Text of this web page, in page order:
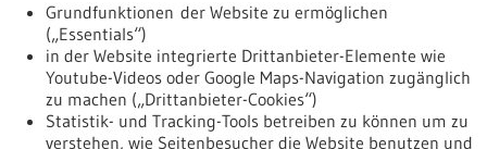
Innovative Produktion als Treiber der
Personalisierten Medizin
Wie können 3D-Druck oder Biopharmazeutika die
maßgeschneiderte Patientenversorgung vorantreiben? Über
diese und ähnliche Fragen wird am 21. November an der
Grundfunktionen der Website zu ermöglichen
(„Essentials“)
in der Website integrierte Drittanbieter-Elemente wie
Youtube-Videos oder Google Maps-Navigation zugänglich
zu machen („Drittanbieter-Cookies“)
Statistik- und Tracking-Tools betreiben zu können um zu
verstehen, wie Seitenbesucher die Website benutzen und